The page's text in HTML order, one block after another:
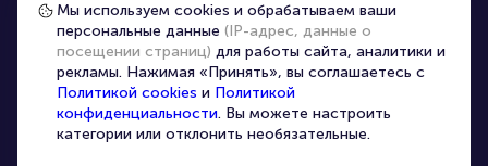
VIP-билеты
Условия использования
Персональные данные
Контакты
8-800-500-42-62
info@portalbilet.ru
Мы используем cookies и обрабатываем ваши
персональные данные (IP-адрес, данные о
посещении страниц) для работы сайта, аналитики и
рекламы. Нажимая «Принять», вы соглашаетесь с
Политикой cookies и Политикой
конфиденциальности. Вы можете настроить
категории или отклонить необязательные.